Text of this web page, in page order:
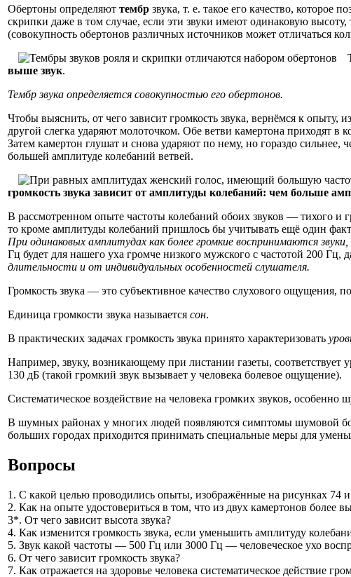
Обертоны определяют тембр звука, т. е. такое его качество, которое
скрипки даже в том случае, если эти звуки имеют одинаковую
(совокупность обертонов различных источников может отличаться
выше звук.
Тембр звука определяется совокупностью его обертонов.
Чтобы выяснить, от чего зависит громкость звука, вернёмся к
другой слегка ударяют молоточком. Обе ветви камертона приходят
Затем камертон глушат и снова ударяют по нему, но гораздо сильнее,
большей амплитуде колебаний ветвей.
громкость звука зависит от амплитуды колебаний: чем больше
В рассмотренном опыте частоты колебаний обоих звуков — тихого и
то кроме амплитуды колебаний пришлось бы учитывать ещё один
При одинаковых амплитудах как более громкие воспринимаются
Гц будет для нашего уха громче низкого мужского с частотой 200
длительности и от индивидуальных особенностей слушателя.
Громкость звука — это субъективное качество слухового ощущения,
Единица громкости звука называется сон.
В практических задачах громкость звука принято характеризовать
Например, звуку, возникающему при листании газеты, соответствует
130 дБ (такой громкий звук вызывает у человека болевое ощущение).
Систематическое воздействие на человека громких звуков,
В шумных районах у многих людей появляются симптомы шумовой
больших городах приходится принимать специальные меры для
Вопросы
1. С какой целью проводились опыты, изображённые на рисунках 74
2. Как на опыте удостовериться в том, что из двух камертонов более
3*. От чего зависит высота звука?
4. Как изменится громкость звука, если уменьшить амплитуду
5. Звук какой частоты — 500 Гц или 3000 Гц — человеческое ухо
6. От чего зависит громкость звука?
7. Как отражается на здоровье человека систематическое действие